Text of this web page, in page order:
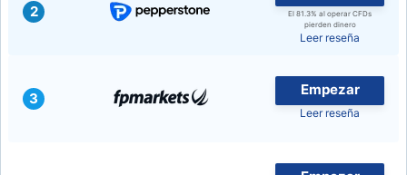
2
El 81.3% al operar CFDs
pierden dinero
Leer reseña
3
Empezar
Leer reseña